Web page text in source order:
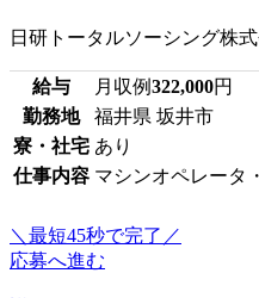
日研トータルソーシング株
給与 月収例322,000円
勤務地
福井県 坂井市
寮・社宅 あり
仕事内容 マシンオペレータ
＼最短45秒で完了／
応募へ進む